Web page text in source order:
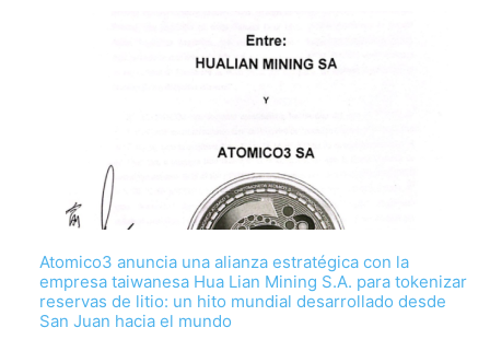
Atomico3 anuncia una alianza estratégica con la
empresa taiwanesa Hua Lian Mining S.A. para tokenizar
reservas de litio: un hito mundial desarrollado desde
San Juan hacia el mundo